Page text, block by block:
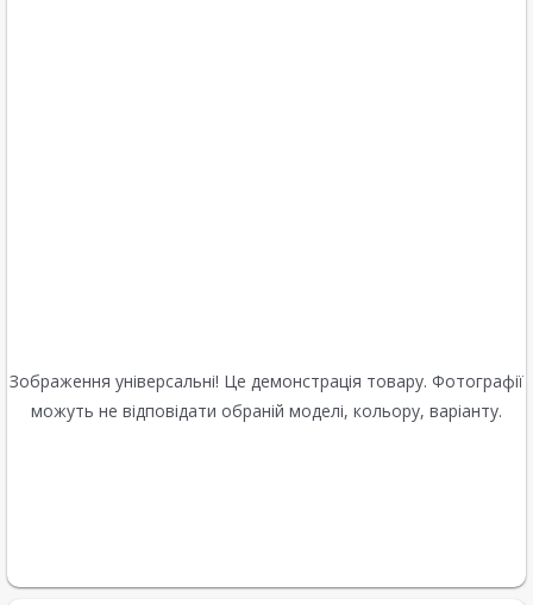
Зображення універсальні! Це демонстрація товару. Фотографії
можуть не відповідати обраній моделі, кольору, варіанту.